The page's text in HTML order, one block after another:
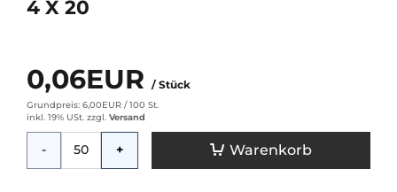
4 X 20
0,06EUR / Stück
Grundpreis: 6,00EUR /100 St.
inkl. 19% USt. zzgl. Versand
- + Warenkorb